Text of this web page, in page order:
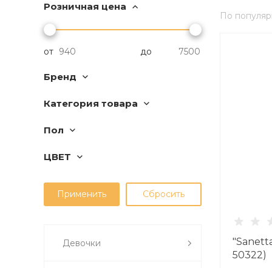
Розничная цена
от до
Бренд
Категория товара
Пол
ЦВЕТ
Девочки
По
50322)